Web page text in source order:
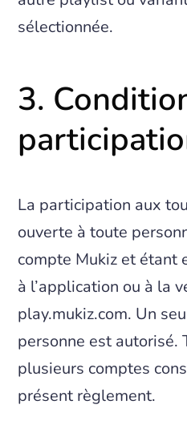
sélectionnée.
3.
La participation aux
ouverte à toute
compte Mukiz et étant
à l’application ou à la
play.mukiz.com. Un
personne est autorisé.
plusieurs comptes
présent règlement.